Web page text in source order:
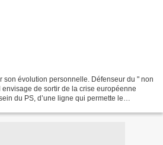
son évolution personnelle. Défenseur du " non
envisage de sortir de la crise européenne
du PS, d’une ligne qui permette le